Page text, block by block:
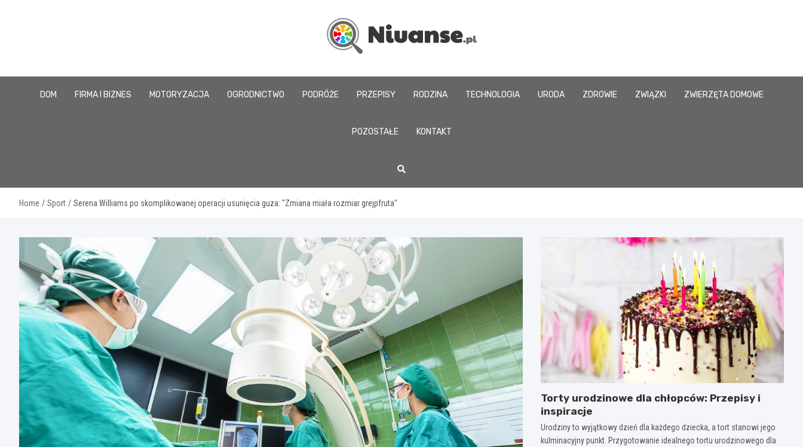
www.niuanse.pl
DOM FIRMA I BIZNES MOTORYZACJA OGRODNICTWO PODRÓŻE PRZEPISY RODZINA TECHNOLOGIA URODA ZDROWIE ZWIĄZKI ZWIERZĘTA DOMOWE
POZOSTAŁE KONTAKT
Home Sport Serena Williams po skomplikowanej operacji usunięcia guza: "Zmiana miała rozmiar grejpfruta"
Torty urodzinowe dla chłopców: Przepisy i
inspiracje
Urodziny to wyjątkowy dzień dla każdego dziecka, a tort stanowi jego
kulminacyjny punkt. Przygotowanie idealnego tortu urodzinowego dla